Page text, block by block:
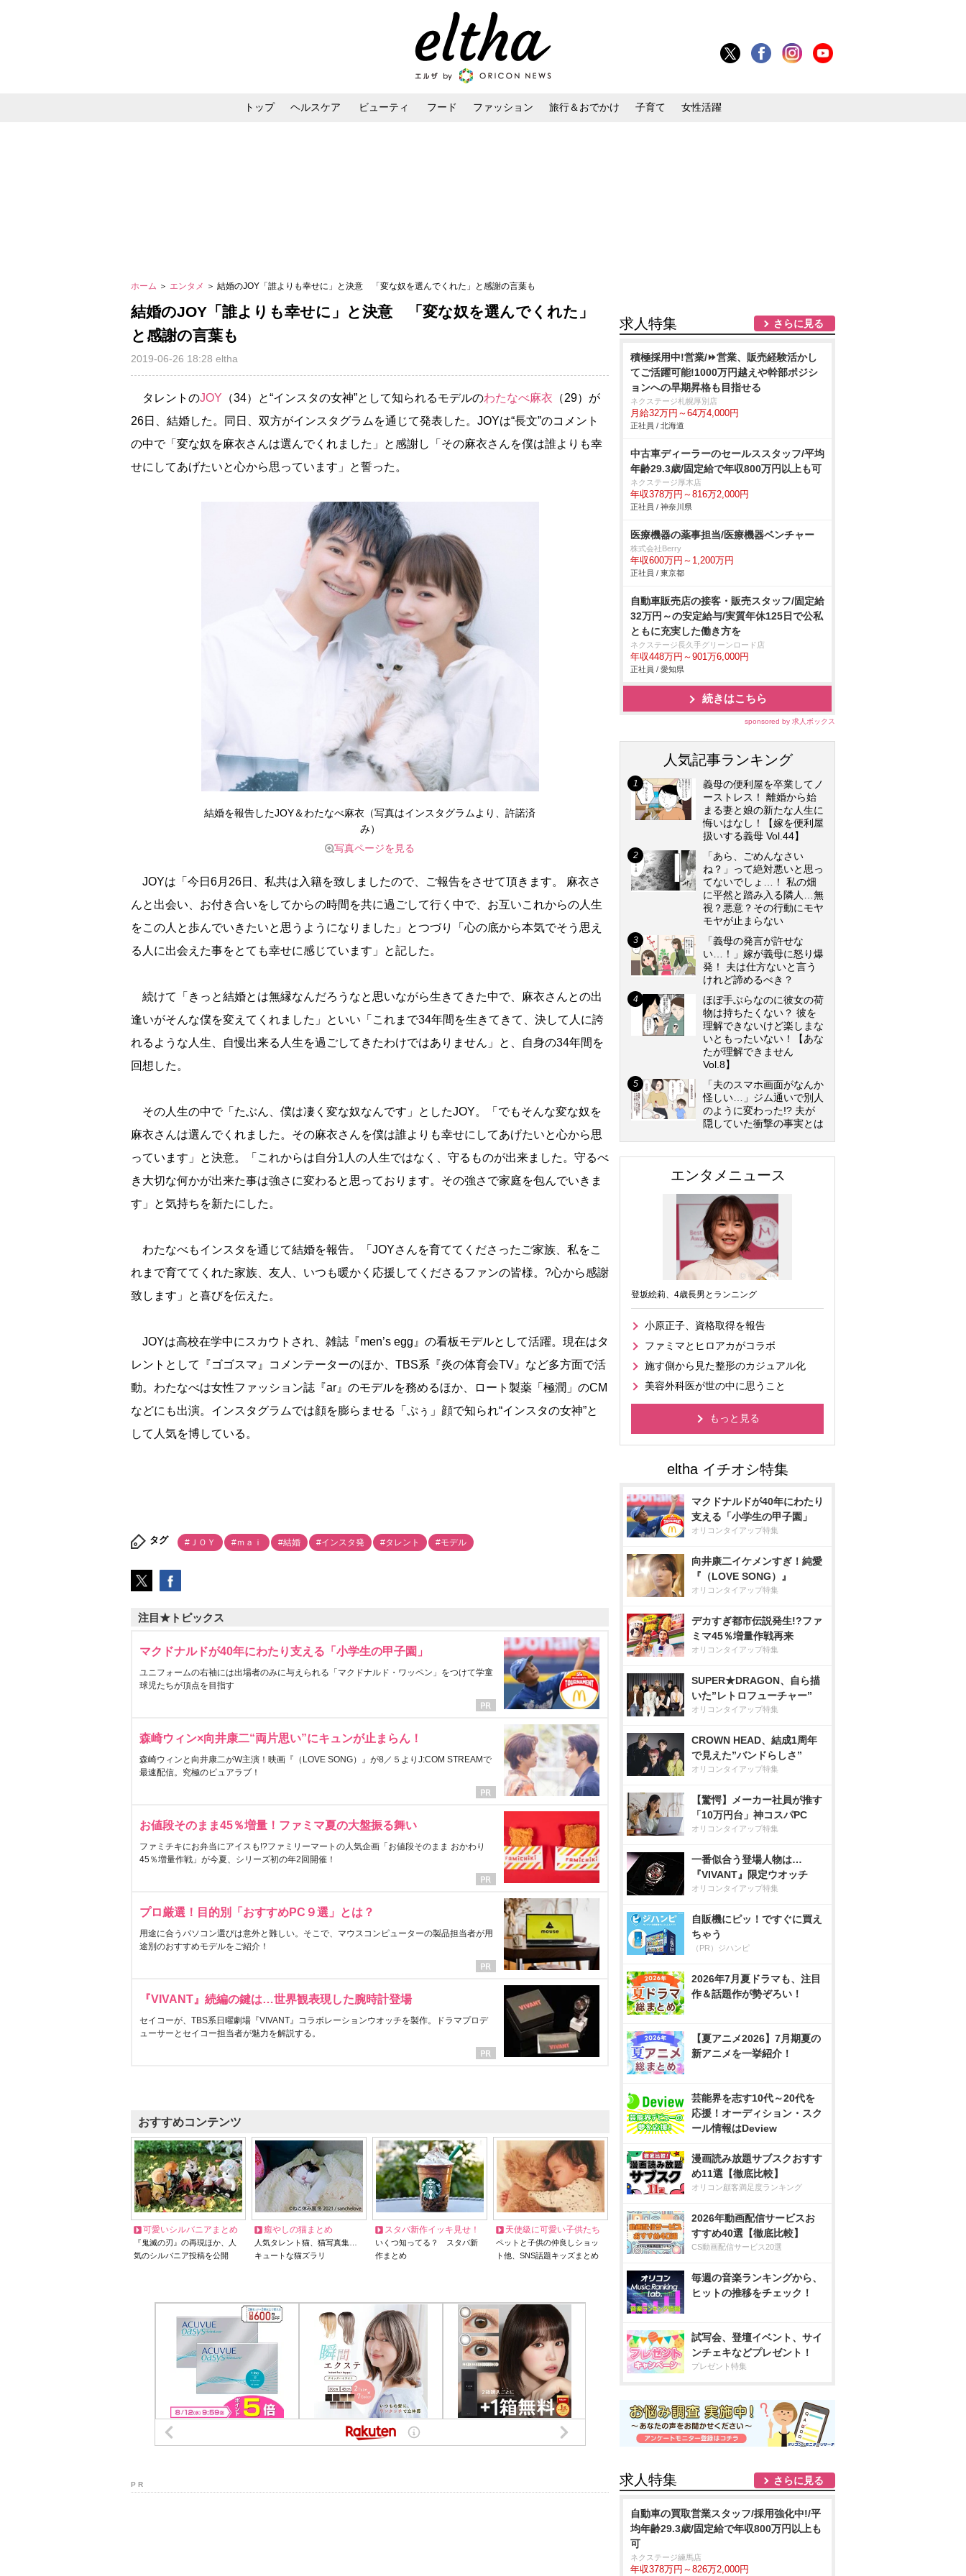
トップ ヘルスケア ビューティ フード ファッション 旅行＆おでかけ 子育て 女性活躍
ホーム ＞ エンタメ ＞ 結婚のJOY「誰よりも幸せに」と決意 「変な奴を選んでくれた」と感謝の言葉も
結婚のJOY「誰よりも幸せに」と決意 「変な奴を選んでくれた」
と感謝の言葉も
2019-06-26 18:28 eltha
タレントのJOY （34）と“インスタの女神”として知られるモデルのわたなべ麻衣 （29）が
26日、結婚した。同日、双方がインスタグラムを通じて発表した。JOYは“長文”のコメント
の中で「変な奴を麻衣さんは選んでくれました」と感謝し「その麻衣さんを僕は誰よりも幸
せにしてあげたいと心から思っています」と誓った。
結婚を報告したJOY＆わたなべ麻衣（写真はインスタグラムより、許諾済
み）
写真ページを見る
JOYは「今日6月26日、私共は入籍を致しましたので、ご報告をさせて頂きます。 麻衣さ
んと出会い、お付き合いをしてからの時間を共に過ごして行く中で、お互いこれからの人生
をこの人と歩んでいきたいと思うようになりました」とつづり「心の底から本気でそう思え
る人に出会えた事をとても幸せに感じています」と記した。
続けて「きっと結婚とは無縁なんだろうなと思いながら生きてきた中で、麻衣さんとの出
逢いがそんな僕を変えてくれました」といい「これまで34年間を生きてきて、決して人に誇
れるような人生、自慢出来る人生を過ごしてきたわけではありません」と、自身の34年間を
回想した。
その人生の中で「たぶん、僕は凄く変な奴なんです」としたJOY。「でもそんな変な奴を
麻衣さんは選んでくれました。その麻衣さんを僕は誰よりも幸せにしてあげたいと心から思
っています」と決意。「これからは自分1人の人生ではなく、守るものが出来ました。守るべ
き大切な何かが出来た事は強さに変わると思っております。その強さで家庭を包んでいきま
す」と気持ちを新たにした。
わたなべもインスタを通じて結婚を報告。「JOYさんを育ててくださったご家族、私をこ
れまで育ててくれた家族、友人、いつも暖かく応援してくださるファンの皆様。?心から感謝
致します」と喜びを伝えた。
JOYは高校在学中にスカウトされ、雑誌『men’s egg』の看板モデルとして活躍。現在はタ
レントとして『ゴゴスマ』コメンテーターのほか、TBS系『炎の体育会TV』など多方面で活
動。わたなべは女性ファッション誌『ar』のモデルを務めるほか、ロート製薬「極潤」のCM
などにも出演。インスタグラムでは顔を膨らませる「ぷぅ」顔で知られ“インスタの女神”と
して人気を博している。
タグ #ＪＯＹ #ｍａｉ #結婚 #インスタ発 #タレント #モデル
注目★トピックス
マクドナルドが40年にわたり支える「小学生の甲子園」
ユニフォームの右袖には出場者のみに与えられる「マクドナルド・ワッペン」をつけて学童
球児たちが頂点を目指す
森崎ウィン×向井康二“両片思い”にキュンが止まらん！
森崎ウィンと向井康二がW主演！映画『（LOVE SONG）』が8／５よりJ:COM STREAMで
最速配信。究極のピュアラブ！
お値段そのまま45％増量！ファミマ夏の大盤振る舞い
ファミチキにお弁当にアイスも!?ファミリーマートの人気企画「お値段そのまま おかわり
45％増量作戦」が今夏、シリーズ初の年2回開催！
プロ厳選！目的別「おすすめPC９選」とは？
用途に合うパソコン選びは意外と難しい。そこで、マウスコンピューターの製品担当者が用
途別のおすすめモデルをご紹介！
『VIVANT』続編の鍵は…世界観表現した腕時計登場
セイコーが、TBS系日曜劇場『VIVANT』コラボレーションウオッチを製作。ドラマプロデ
ューサーとセイコー担当者が魅力を解説する。
おすすめコンテンツ
可愛いシルバニアまとめ
『鬼滅の刃』の再現ほか、人
気のシルバニア投稿を公開
癒やしの猫まとめ
人気タレント猫、猫写真集…
キュートな猫ズラリ
スタバ新作イッキ見せ！
いくつ知ってる？ スタバ新
作まとめ
天使級に可愛い子供たち
ペットと子供の仲良しショッ
ト他、SNS話題キッズまとめ
P R
求人特集 さらに見る
積極採用中!営業/⏩️営業、販売経験活かし
てご活躍可能!1000万円越えや幹部ポジシ
ョンへの早期昇格も目指せる
ネクステージ札幌厚別店
月給32万円～64万4,000円
正社員 / 北海道
中古車ディーラーのセールススタッフ/平均
年齢29.3歳/固定給で年収800万円以上も可
ネクステージ厚木店
年収378万円～816万2,000円
正社員 / 神奈川県
医療機器の薬事担当/医療機器ベンチャー
株式会社Berry
年収600万円～1,200万円
正社員 / 東京都
自動車販売店の接客・販売スタッフ/固定給
32万円～の安定給与/実質年休125日で公私
ともに充実した働き方を
ネクステージ⾧久手グリーンロード店
年収448万円～901万6,000円
正社員 / 愛知県
続きはこちら
sponsored by 求人ボックス
人気記事ランキング
義母の便利屋を卒業してノ
ーストレス！ 離婚から始
まる妻と娘の新たな人生に
悔いはなし！【嫁を便利屋
扱いする義母 Vol.44】
「あら、ごめんなさい
ね？」って絶対悪いと思っ
てないでしょ…！ 私の畑
に平然と踏み入る隣人…無
視？悪意？その行動にモヤ
モヤが止まらない
「義母の発言が許せな
い…！」嫁が義母に怒り爆
発！ 夫は仕方ないと言う
けれど諦めるべき？
ほぼ手ぶらなのに彼女の荷
物は持ちたくない？ 彼を
理解できないけど楽しまな
いともったいない！【あな
たが理解できません
Vol.8】
「夫のスマホ画面がなんか
怪しい…」ジム通いで別人
のように変わった!? 夫が
隠していた衝撃の事実とは
エンタメニュース
登坂絵莉、4歳長男とランニング
小原正子、資格取得を報告
ファミマとヒロアカがコラボ
施す側から見た整形のカジュアル化
美容外科医が世の中に思うこと
もっと見る
マクドナルドが40年にわたり
支える「小学生の甲子園」
オリコンタイアップ特集
向井康二イケメンすぎ！純愛
『（LOVE SONG）』
オリコンタイアップ特集
デカすぎ都市伝説発生!?ファ
ミマ45％増量作戦再来
オリコンタイアップ特集
SUPER★DRAGON、自ら描
いた”レトロフューチャー”
オリコンタイアップ特集
CROWN HEAD、結成1周年
で見えた”バンドらしさ”
オリコンタイアップ特集
【驚愕】メーカー社員が推す
「10万円台」神コスパPC
オリコンタイアップ特集
一番似合う登場人物は…
『VIVANT』限定ウオッチ
オリコンタイアップ特集
自販機にピッ！ですぐに買え
ちゃう
（PR）ジハンピ
2026年7月夏ドラマも、注目
作＆話題作が勢ぞろい！
【夏アニメ2026】7月期夏の
新アニメを一挙紹介！
芸能界を志す10代～20代を
応援！オーディション・スク
ール情報はDeview
漫画読み放題サブスクおすす
め11選【徹底比較】
オリコン顧客満足度ランキング
2026年動画配信サービスお
すすめ40選【徹底比較】
CS動画配信サービス20選
毎週の音楽ランキングから、
ヒットの推移をチェック！
試写会、登壇イベント、サイ
ンチェキなどプレゼント！
プレゼント特集
求人特集 さらに見る
自動車の買取営業スタッフ/採用強化中!/平
均年齢29.3歳/固定給で年収800万円以上も
可
ネクステージ練馬店
年収378万円～826万2,000円